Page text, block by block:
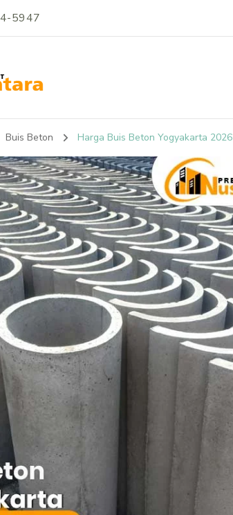
5947
Precast
Buis Beton Harga Buis Beton Yogyakarta 2026